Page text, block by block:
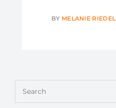
BY MELANIE RIEDEL